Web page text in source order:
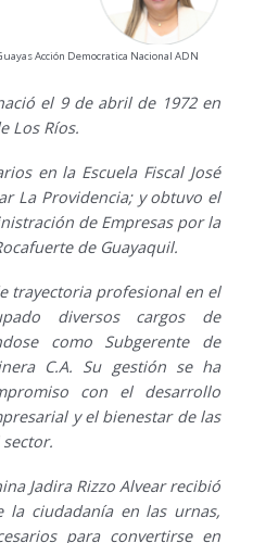
Acción Democratica Nacional ADN
el 9 de abril de 1972 en
Los Ríos.
en la Escuela Fiscal José
La Providencia; y obtuvo el
de Empresas por la
de Guayaquil.
trayectoria profesional en el
diversos cargos de
como Subgerente de
C.A. Su gestión se ha
con el desarrollo
y el bienestar de las
Jadira Rizzo Alvear recibió
la ciudadanía en las urnas,
para convertirse en